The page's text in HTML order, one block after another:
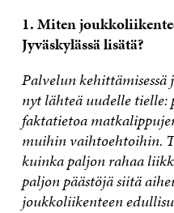
1. Miten
Jyväskylässä lisätä?
Palvelun
nyt lähteä uudelle tielle:
faktatietoa
muihin vaihtoehtoihin.
kuinka paljon rahaa
paljon päästöjä siitä
joukkoliikenteen